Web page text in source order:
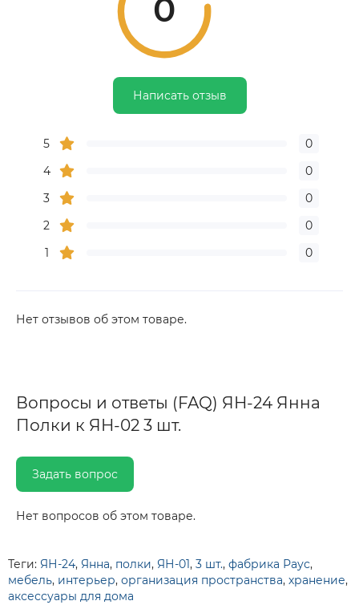
0
Написать отзыв
5
0
4
0
3
0
2
0
1
0
Нет отзывов об этом товаре.
Вопросы и ответы (FAQ) ЯН-24 Янна
Полки к ЯН-02 3 шт.
Задать вопрос
Нет вопросов об этом товаре.
Теги: ЯН-24, Янна, полки, ЯН-01, 3 шт., фабрика Раус,
мебель, интерьер, организация пространства, хранение,
аксессуары для дома